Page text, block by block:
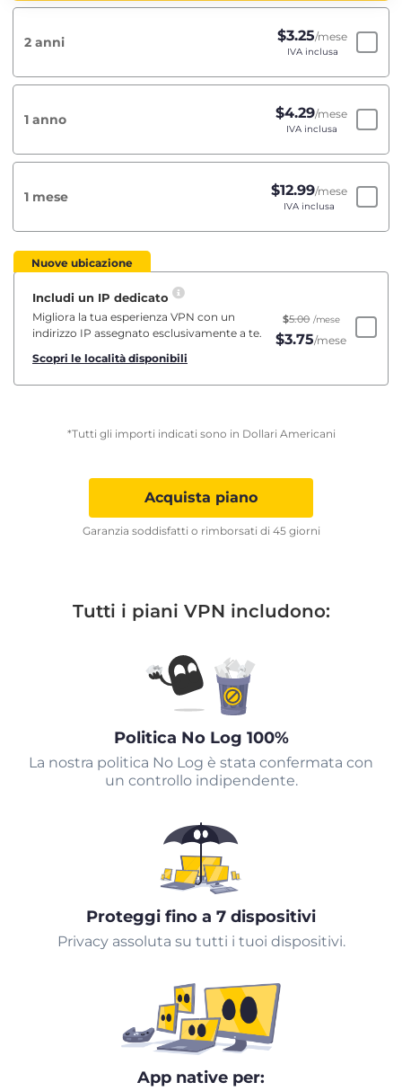
2 anni $3.25/mese
IVA inclusa
1 anno $4.29/mese
IVA inclusa
1 mese $12.99/mese
IVA inclusa
Nuove ubicazione
Includi un IP dedicato
Migliora la tua esperienza VPN con un
indirizzo IP assegnato esclusivamente a te.
Scopri le località disponibili
$5.00 /mese
$3.75/mese
*Tutti gli importi indicati sono in Dollari Americani
Acquista piano
Garanzia soddisfatti o rimborsati di 45 giorni
Tutti i piani VPN includono:
Politica No Log 100%
La nostra politica No Log è stata confermata con
un controllo indipendente.
Proteggi fino a 7 dispositivi
Privacy assoluta su tutti i tuoi dispositivi.
App native per: